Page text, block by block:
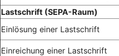
Lastschrift (SEPA-Raum)
Einlösung einer Lastschrift
Einreichung einer Lastschrift